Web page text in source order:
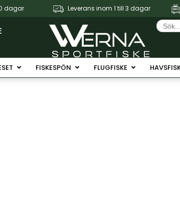
dagar Leverans inom 1 till 3 dagar
Sök
efter:
Öppna Fiskeset
FISKESPÖN Öppna Fiskespön
FLUGFISKE Öppna